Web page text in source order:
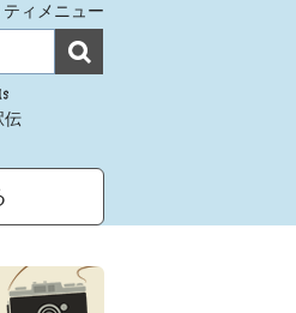
ィメニュー
伝